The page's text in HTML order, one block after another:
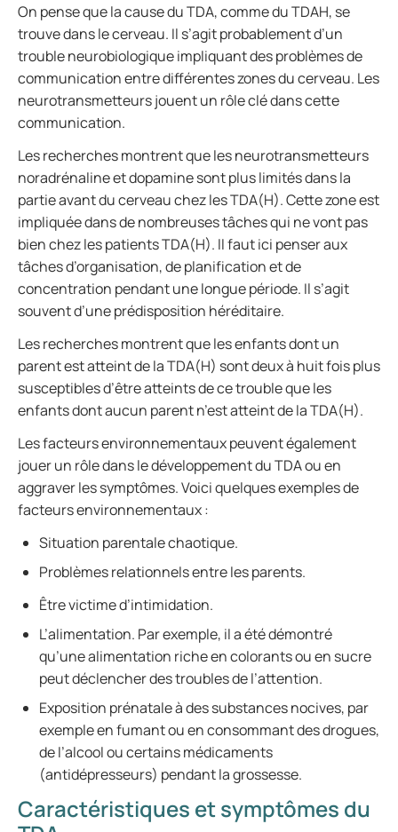
On pense que la cause du TDA, comme du TDAH, se
trouve dans le cerveau. Il s’agit probablement d’un
trouble neurobiologique impliquant des problèmes de
communication entre différentes zones du cerveau. Les
neurotransmetteurs jouent un rôle clé dans cette
communication.
Les recherches montrent que les neurotransmetteurs
noradrénaline et dopamine sont plus limités dans la
partie avant du cerveau chez les TDA(H). Cette zone est
impliquée dans de nombreuses tâches qui ne vont pas
bien chez les patients TDA(H). ll faut ici penser aux
tâches d’organisation, de planification et de
concentration pendant une longue période. Il s’agit
souvent d’une prédisposition héréditaire.
Les recherches montrent que les enfants dont un
parent est atteint de la TDA(H) sont deux à huit fois plus
susceptibles d’être atteints de ce trouble que les
enfants dont aucun parent n’est atteint de la TDA(H).
Les facteurs environnementaux peuvent également
jouer un rôle dans le développement du TDA ou en
aggraver les symptômes. Voici quelques exemples de
facteurs environnementaux :
Situation parentale chaotique.
Problèmes relationnels entre les parents.
Être victime d’intimidation.
L’alimentation. Par exemple, il a été démontré
qu’une alimentation riche en colorants ou en sucre
peut déclencher des troubles de l’attention.
Exposition prénatale à des substances nocives, par
exemple en fumant ou en consommant des drogues,
de l’alcool ou certains médicaments
(antidépresseurs) pendant la grossesse.
Caractéristiques et symptômes du